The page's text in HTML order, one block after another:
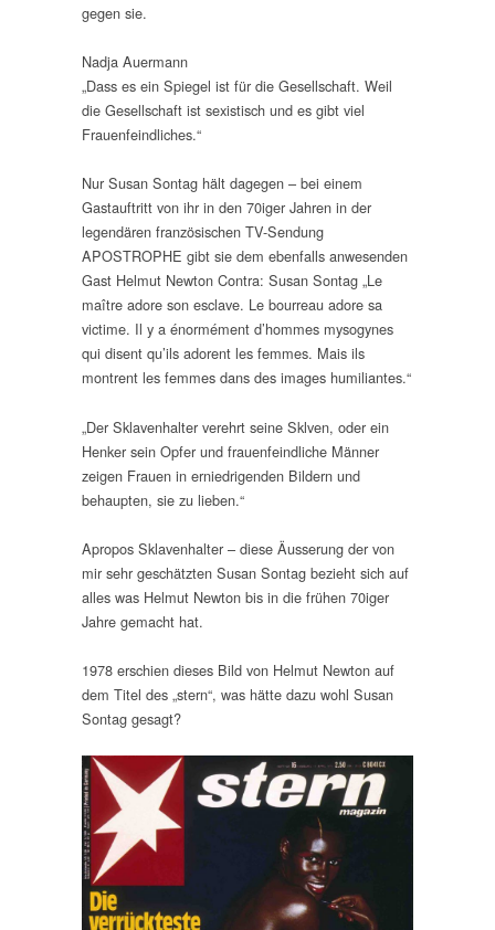
gegen sie.
Nadja Auermann
„Dass es ein Spiegel ist für die Gesellschaft. Weil
die Gesellschaft ist sexistisch und es gibt viel
Frauenfeindliches.“
Nur Susan Sontag hält dagegen – bei einem
Gastauftritt von ihr in den 70iger Jahren in der
legendären französischen TV-Sendung
APOSTROPHE gibt sie dem ebenfalls anwesenden
Gast Helmut Newton Contra: Susan Sontag „Le
maître adore son esclave. Le bourreau adore sa
victime. Il y a énormément d’hommes mysogynes
qui disent qu’ils adorent les femmes. Mais ils
montrent les femmes dans des images humiliantes.“
„Der Sklavenhalter verehrt seine Sklven, oder ein
Henker sein Opfer und frauenfeindliche Männer
zeigen Frauen in erniedrigenden Bildern und
behaupten, sie zu lieben.“
Apropos Sklavenhalter – diese Äusserung der von
mir sehr geschätzten Susan Sontag bezieht sich auf
alles was Helmut Newton bis in die frühen 70iger
Jahre gemacht hat.
1978 erschien dieses Bild von Helmut Newton auf
dem Titel des „stern“, was hätte dazu wohl Susan
Sontag gesagt?